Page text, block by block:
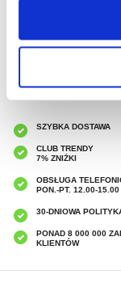
SZYBKA DOSTAWA
CLUB TRENDY
7% ZNIŻKI
OBSŁUGA
PON.-PT. 12.00-15.00
30-DNIOWA
PONAD 8 000 000
KLIENTÓW